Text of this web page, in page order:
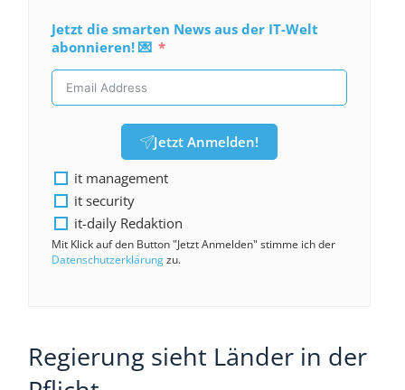
Jetzt die smarten News aus der IT-Welt
abonnieren! 💌
Jetzt Anmelden!
it management
it security
it-daily Redaktion
Mit Klick auf den Button "Jetzt Anmelden" stimme ich der
Datenschutzerklärungzu.
Regierung sieht Länder in der